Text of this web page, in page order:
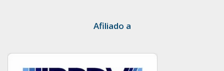
Afiliado a